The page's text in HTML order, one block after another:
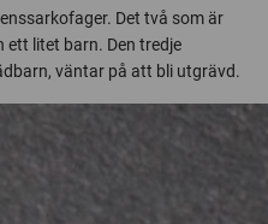
Det två som är
ett litet barn. Den tredje
väntar på att bli utgrävd.